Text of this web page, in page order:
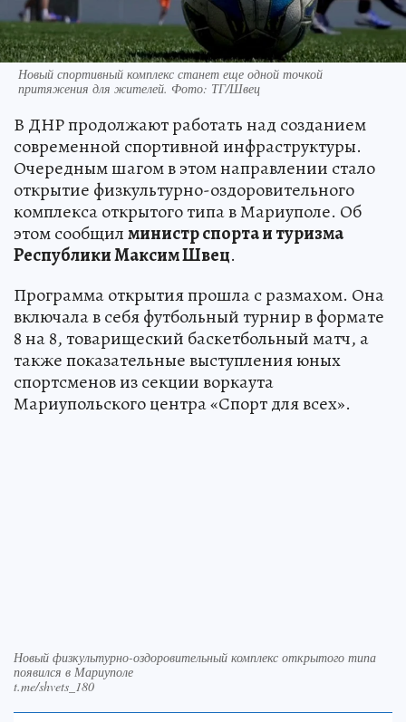
Новый спортивный комплекс станет еще одной точкой
притяжения для жителей. Фото: ТГ/Швец
В ДНР продолжают работать над созданием
современной спортивной инфраструктуры.
Очередным шагом в этом направлении стало
открытие физкультурно-оздоровительного
комплекса открытого типа в Мариуполе. Об
этом сообщилминистр спорта и туризма
Республики Максим Швец.
Программа открытия прошла с размахом. Она
включала в себя футбольный турнир в формате
8 на 8, товарищеский баскетбольный матч, а
также показательные выступления юных
спортсменов из секции воркаута
Мариупольского центра «Спорт для всех».
Новый физкультурно-оздоровительный комплекс открытого типа
появился в Мариуполе
t.me/shvets_180